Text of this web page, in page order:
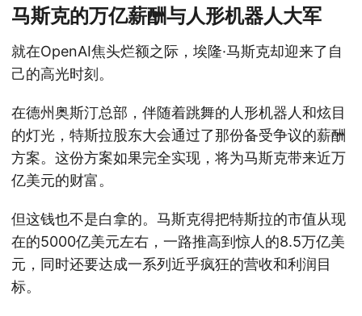
马斯克的万亿薪酬与人形机器人大军
就在OpenAI焦头烂额之际，埃隆·马斯克却迎来了自
己的高光时刻。
在德州奥斯汀总部，伴随着跳舞的人形机器人和炫目
的灯光，特斯拉股东大会通过了那份备受争议的薪酬
方案。这份方案如果完全实现，将为马斯克带来近万
亿美元的财富。
但这钱也不是白拿的。马斯克得把特斯拉的市值从现
在的5000亿美元左右，一路推高到惊人的8.5万亿美
元，同时还要达成一系列近乎疯狂的营收和利润目
标。